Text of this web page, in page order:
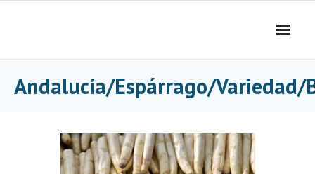
Andalucía/Espárrago/Variedad/